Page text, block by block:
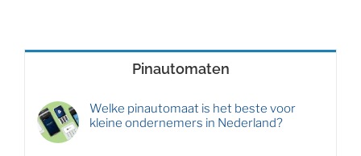
Pinautomaten
Welke pinautomaat is het beste voor
kleine ondernemers in Nederland?